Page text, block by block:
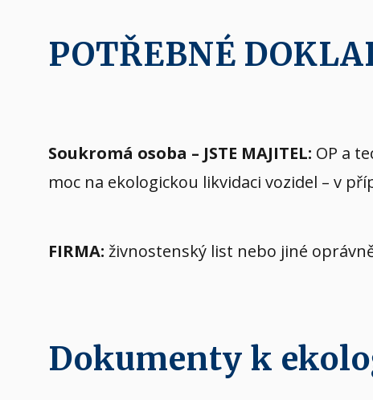
POTŘEBNÉ
Soukromá osoba – JSTE MAJITEL: OP a
moc na ekologickou likvidaci vozidel – v
FIRMA: živnostenský list nebo jiné
Dokumenty k